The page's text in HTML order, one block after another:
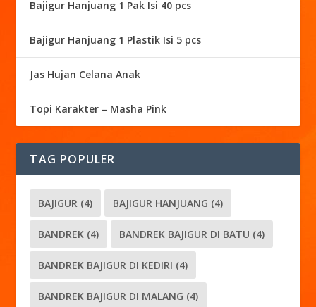
Bajigur Hanjuang 1 Pak Isi 40 pcs
Bajigur Hanjuang 1 Plastik Isi 5 pcs
Jas Hujan Celana Anak
Topi Karakter – Masha Pink
TAG POPULER
BAJIGUR (4) BAJIGUR HANJUANG (4)
BANDREK (4) BANDREK BAJIGUR DI BATU (4)
BANDREK BAJIGUR DI KEDIRI (4)
BANDREK BAJIGUR DI MALANG (4)